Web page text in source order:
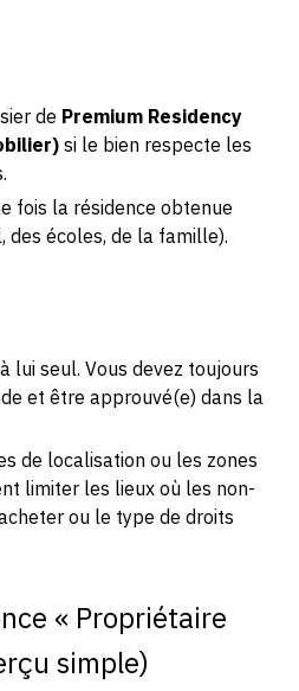
de Premium Residency
si le bien respecte les
fois la résidence obtenue
des écoles, de la famille).
à lui seul. Vous devez toujours
et être approuvé(e) dans la
de localisation ou les zones
limiter les lieux où les non-
ou le type de droits
« Propriétaire
simple)